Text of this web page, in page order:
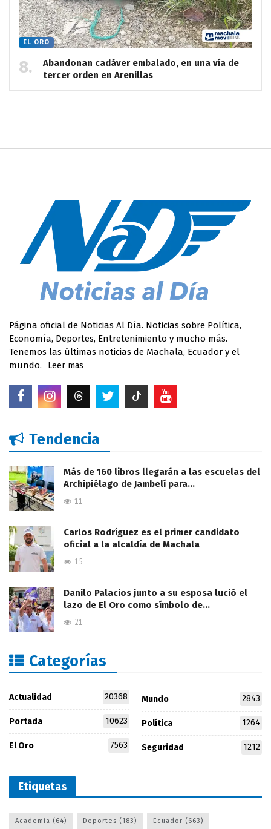
EL ORO
Abandonan cadáver embalado, en una vía de
tercer orden en Arenillas
Página oficial de Noticias Al Día. Noticias sobre Política,
Economía, Deportes, Entretenimiento y mucho más.
Tenemos las últimas noticias de Machala, Ecuador y el
mundo.
Leer mas
Tendencia
Más de 160 libros llegarán a las escuelas del
Archipiélago de Jambelí para…
11
Carlos Rodríguez es el primer candidato
oficial a la alcaldía de Machala
15
Danilo Palacios junto a su esposa lució el
lazo de El Oro como símbolo de…
21
Categorías
Actualidad 20368
Portada 10623
El Oro 7563
Mundo 2843
Política 1264
Seguridad 1212
Etiquetas
Academia (64) Deportes (183) Ecuador (663)